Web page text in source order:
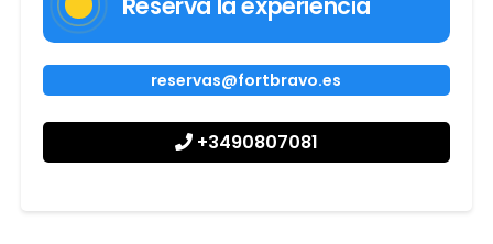
reservas@fortbravo.es
+3490807081